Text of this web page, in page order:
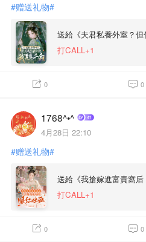
#赠送礼物#
送給《夫君私養外室？但
打CALL+1
0 0
1768^•^
4月28日 22:10
#赠送礼物#
送給《我搶嫁進富貴窩后
打CALL+1
0 0